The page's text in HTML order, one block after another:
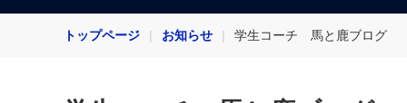
トップページ お知らせ 学生コーチ 馬と鹿ブログ